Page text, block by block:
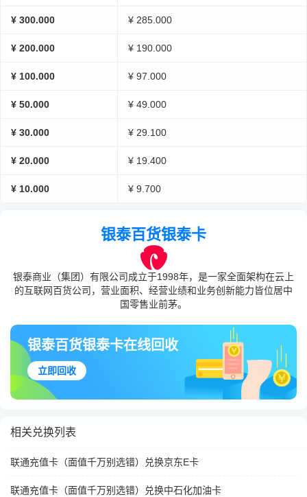
¥ 300.000 ¥ 285.000
¥ 200.000 ¥ 190.000
¥ 100.000 ¥ 97.000
¥ 50.000 ¥ 49.000
¥ 30.000 ¥ 29.100
¥ 20.000 ¥ 19.400
¥ 10.000 ¥ 9.700
银泰百货银泰卡
银泰商业（集团）有限公司成立于1998年，是一家全面架构在云上
的互联网百货公司，营业面积、经营业绩和业务创新能力皆位居中
国零售业前茅。
银泰百货银泰卡在线回收
立即回收
相关兑换列表
联通充值卡（面值千万别选错）兑换京东E卡
联通充值卡（面值千万别选错）兑换中石化加油卡